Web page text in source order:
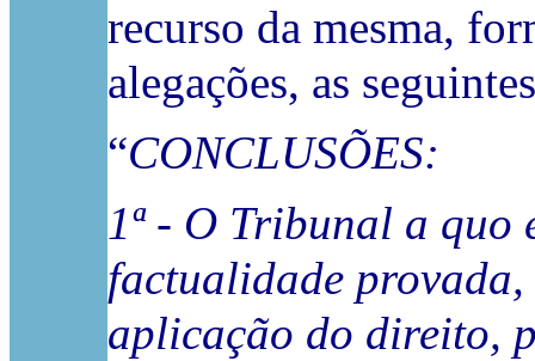
recurso da mesma,
alegações, as
“CONCLUSÕES:
1ª - O Tribunal a quo
factualidade
aplicação do direito,